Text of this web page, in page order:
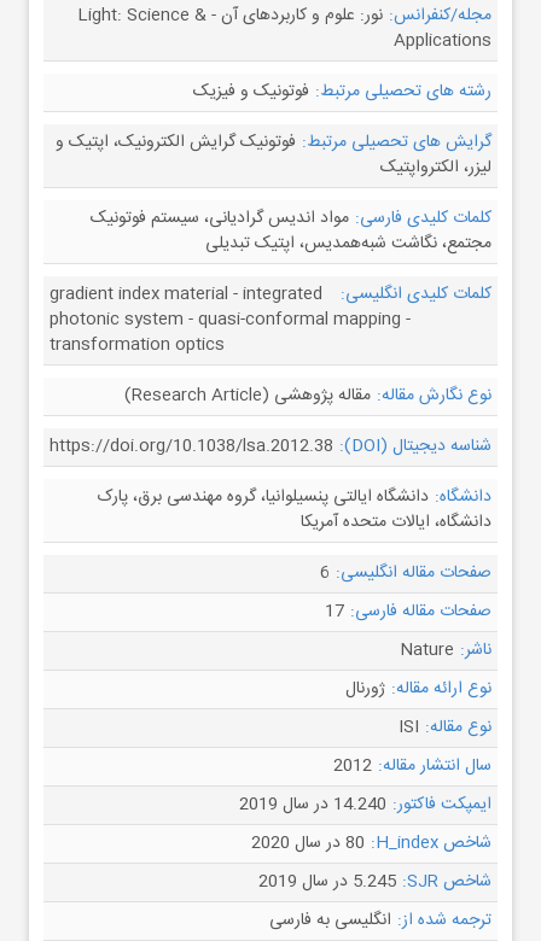
مجله/کنفرانس:
نور: علوم و کاربردهای آن - Light: Science &
Applications
رشته های تحصیلی مرتبط: فوتونیک و فیزیک
گرایش های تحصیلی مرتبط: فوتونیک گرایش الکترونیک، اپتیک و
لیزر، الکترواپتیک
کلمات کلیدی فارسی: مواد اندیس گرادیانی، سیستم فوتونیک
مجتمع، نگاشت شبه‌همدیس، اپتیک تبدیلی
کلمات کلیدی انگلیسی:
gradient index material - integrated
photonic system - quasi-conformal mapping -
transformation optics
نوع نگارش مقاله: مقاله پژوهشی (Research Article)
شناسه دیجیتال (DOI):
https://doi.org/10.1038/lsa.2012.38
دانشگاه: دانشگاه ایالتی پنسیلوانیا، گروه مهندسی برق، پارک
دانشگاه، ایالات متحده آمریکا
صفحات مقاله انگلیسی: 6
صفحات مقاله فارسی: 17
ناشر: Nature
نوع ارائه مقاله: ژورنال
نوع مقاله: ISI
سال انتشار مقاله: 2012
ایمپکت فاکتور: 14.240 در سال 2019
شاخص H_index:
80 در سال 2020
شاخص SJR:
5.245 در سال 2019
ترجمه شده از: انگلیسی به فارسی